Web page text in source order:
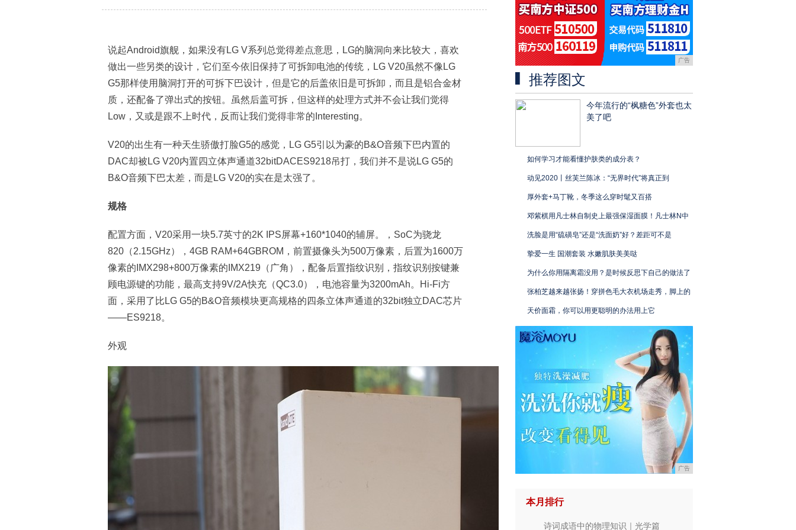
说起Android旗舰，如果没有LG V系列总觉得差点意思，LG的脑洞向来比较大，喜欢
做出一些另类的设计，它们至今依旧保持了可拆卸电池的传统，LG V20虽然不像LG
G5那样使用脑洞打开的可拆下巴设计，但是它的后盖依旧是可拆卸，而且是铝合金材
质，还配备了弹出式的按钮。虽然后盖可拆，但这样的处理方式并不会让我们觉得
Low，又或是跟不上时代，反而让我们觉得非常的Interesting。
V20的出生有一种天生骄傲打脸G5的感觉，LG G5引以为豪的B&O音频下巴内置的
DAC却被LG V20内置四立体声通道32bitDACES9218吊打，我们并不是说LG G5的
B&O音频下巴太差，而是LG V20的实在是太强了。
规格
配置方面，V20采用一块5.7英寸的2K IPS屏幕+160*1040的辅屏。，SoC为骁龙
820（2.15GHz），4GB RAM+64GBROM，前置摄像头为500万像素，后置为1600万
像素的IMX298+800万像素的IMX219（广角），配备后置指纹识别，指纹识别按键兼
顾电源键的功能，最高支持9V/2A快充（QC3.0），电池容量为3200mAh。Hi-Fi方
面，采用了比LG G5的B&O音频模块更高规格的四条立体声通道的32bit独立DAC芯片
——ES9218。
外观
广告
推荐图文
今年流行的“枫糖色”外套也太
美了吧
如何学习才能看懂护肤类的成分表？
动见2020丨丝芙兰陈冰：“无界时代”将真正到
厚外套+马丁靴，冬季这么穿时髦又百搭
邓紫棋用凡士林自制史上最强保湿面膜！凡士林N中
洗脸是用“硫磺皂”还是“洗面奶”好？差距可不是
挚爱一生 国潮套装 水嫩肌肤美美哒
为什么你用隔离霜没用？是时候反思下自己的做法了
张柏芝越来越张扬！穿拼色毛大衣机场走秀，脚上的
天价面霜，你可以用更聪明的办法用上它
广告
本月排行
诗词成语中的物理知识｜光学篇